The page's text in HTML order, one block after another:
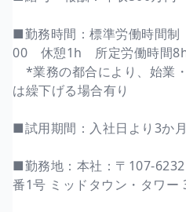
■勤務時間：標準労働時間制
00 休憩1h 所定労働時間
*業務の都合により、始業
は繰下げる場合有り
■試用期間：入社日より3か月
■勤務地：本社：〒107-
番1号 ミッドタウン・タワー